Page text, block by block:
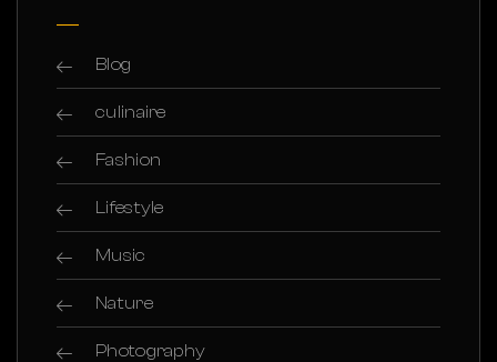
Blog
culinaire
Fashion
Lifestyle
Music
Nature
Photography